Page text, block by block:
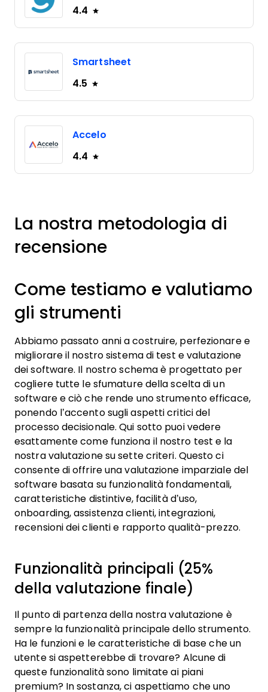
4.4
Smartsheet
4.5
Accelo
4.4
La nostra metodologia di
recensione
Come testiamo e valutiamo
gli strumenti
Abbiamo passato anni a costruire, perfezionare e
migliorare il nostro sistema di test e valutazione
dei software. Il nostro schema è progettato per
cogliere tutte le sfumature della scelta di un
software e ciò che rende uno strumento efficace,
ponendo l’accento sugli aspetti critici del
processo decisionale. Qui sotto puoi vedere
esattamente come funziona il nostro test e la
nostra valutazione su sette criteri. Questo ci
consente di offrire una valutazione imparziale del
software basata su funzionalità fondamentali,
caratteristiche distintive, facilità d’uso,
onboarding, assistenza clienti, integrazioni,
recensioni dei clienti e rapporto qualità-prezzo.
Funzionalità principali (25%
della valutazione finale)
Il punto di partenza della nostra valutazione è
sempre la funzionalità principale dello strumento.
Ha le funzioni e le caratteristiche di base che un
utente si aspetterebbe di trovare? Alcune di
queste funzionalità sono limitate ai piani
premium? In sostanza, ci aspettiamo che uno